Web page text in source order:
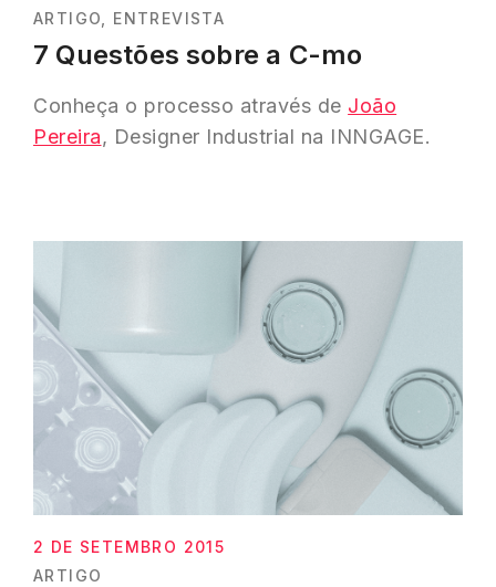
ARTIGO
ENTREVISTA
7 Questões sobre a C-mo
Conheça o processo através de João
Pereira, Designer Industrial na INNGAGE.
2 DE SETEMBRO 2015
ARTIGO